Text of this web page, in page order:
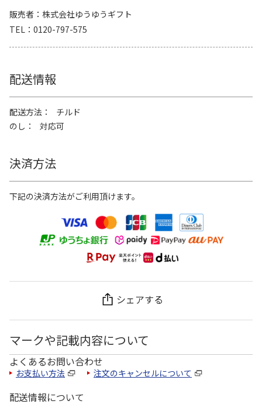
販売者
株式会社ゆうゆうギフト
TEL
0120-797-575
配送情報
配送方法
チルド
のし
対応可
決済方法
下記の決済方法がご利用頂けます。
シェアする
マークや記載内容について
よくあるお問い合わせ
お支払い方法 注文のキャンセルについて
配送情報について